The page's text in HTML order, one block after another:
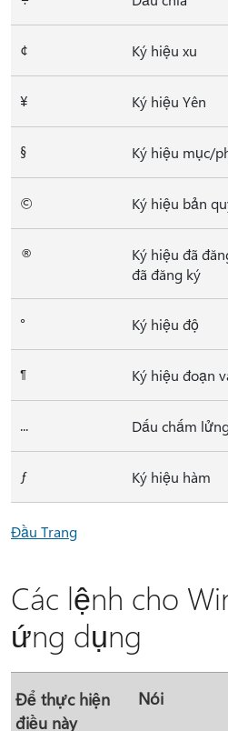
¢ Ký hiệu xu
¥ Ký hiệu Yên
§ Ký hiệu mục/
© Ký hiệu bản
®
Ký hiệu đã
đã đăng ký
° Ký hiệu độ
¶ Ký hiệu đoạn
... Dấu chấm
ƒ Ký hiệu hàm
Đầu Trang
Các lệnh cho
ứng dụng
Để thực hiện
điều này
Nói